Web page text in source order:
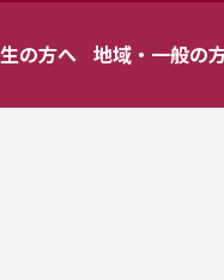
の方へ 地域・一般の